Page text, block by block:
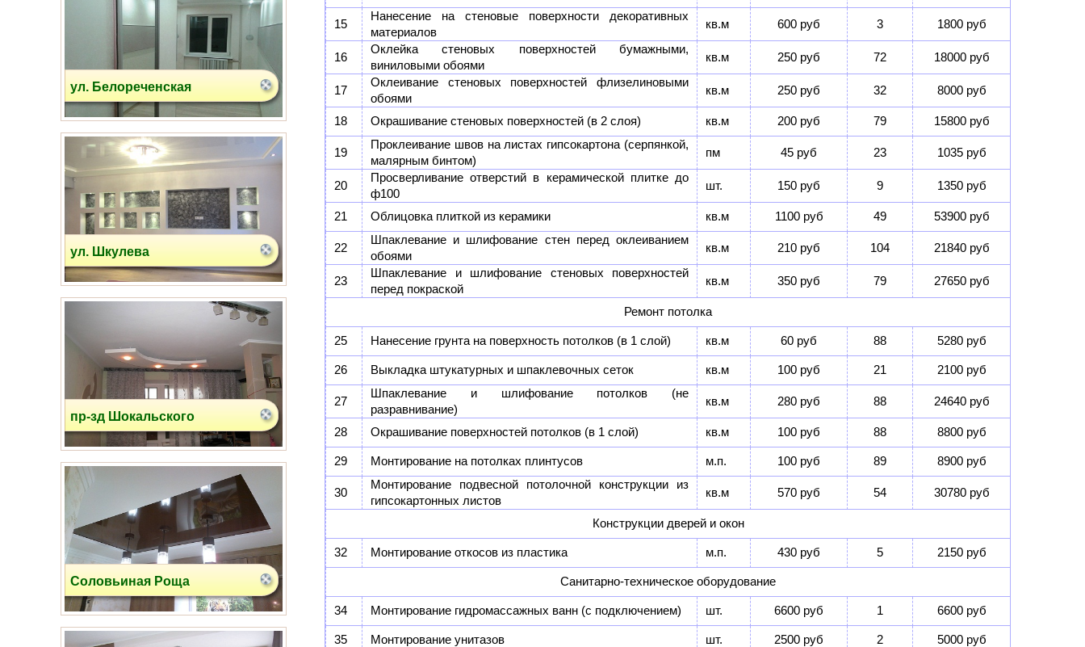
ул. Белореченская
ул. Шкулева
пр-зд Шокальского
Соловьиная Роща
15
Нанесение на стеновые поверхности декоративных
материалов
кв.м 600 руб 3 1800 руб
16
Оклейка стеновых поверхностей бумажными,
виниловыми обоями
кв.м 250 руб 72 18000 руб
17
Оклеивание стеновых поверхностей флизелиновыми
обоями
кв.м 250 руб 32 8000 руб
18 Окрашивание стеновых поверхностей (в 2 слоя) кв.м 200 руб 79 15800 руб
19
Проклеивание швов на листах гипсокартона (серпянкой,
малярным бинтом)
пм 45 руб 23 1035 руб
20
Просверливание отверстий в керамической плитке до
ф100
шт. 150 руб 9 1350 руб
21 Облицовка плиткой из керамики кв.м 1100 руб 49 53900 руб
22
Шпаклевание и шлифование стен перед оклеиванием
обоями
кв.м 210 руб 104 21840 руб
23
Шпаклевание и шлифование стеновых поверхностей
перед покраской
кв.м 350 руб 79 27650 руб
Ремонт потолка
25 Нанесение грунта на поверхность потолков (в 1 слой) кв.м 60 руб 88 5280 руб
26 Выкладка штукатурных и шпаклевочных сеток кв.м 100 руб 21 2100 руб
27
Шпаклевание и шлифование потолков (не
разравнивание)
кв.м 280 руб 88 24640 руб
28 Окрашивание поверхностей потолков (в 1 слой) кв.м 100 руб 88 8800 руб
29 Монтирование на потолках плинтусов м.п. 100 руб 89 8900 руб
30
Монтирование подвесной потолочной конструкции из
гипсокартонных листов
кв.м 570 руб 54 30780 руб
Конструкции дверей и окон
32 Монтирование откосов из пластика м.п. 430 руб 5 2150 руб
Санитарно-техническое оборудование
34 Монтирование гидромассажных ванн (с подключением) шт. 6600 руб 1 6600 руб
35 Монтирование унитазов шт. 2500 руб 2 5000 руб